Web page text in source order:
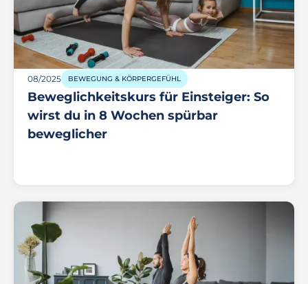
08/2025 BEWEGUNG & KÖRPERGEFÜHL
Beweglichkeitskurs für Einsteiger: So
wirst du in 8 Wochen spürbar
beweglicher